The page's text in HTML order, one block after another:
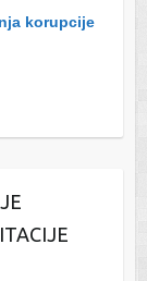
korupcije